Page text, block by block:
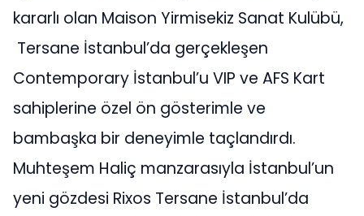
kararlı olan Maison Yirmisekiz Sanat Kulübü,
Tersane İstanbul’da gerçekleşen
Contemporary İstanbul’u VIP ve AFS Kart
sahiplerine özel ön gösterimle ve
bambaşka bir deneyimle taçlandırdı.
Muhteşem Haliç manzarasıyla İstanbul’un
yeni gözdesi Rixos Tersane İstanbul’da